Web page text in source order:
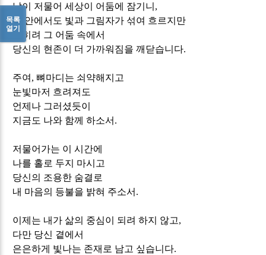
날이 저물어 세상이 어둠에 잠기니 ,
내 안에서도 빛과 그림자가 섞여 흐르지만
오히려 그 어둠 속에서
당신의 현존이 더 가까워짐을 깨닫습니다.
주여 , 뼈마디는 쇠약해지고
눈빛마저 흐려져도
언제나 그러셨듯이
지금도 나와 함께 하소서 .
저물어가는 이 시간에
나를 홀로 두지 마시고
당신의 조용한 숨결로
내 마음의 등불을 밝혀 주소서 .
이제는 내가 삶의 중심이 되려 하지 않고,
다만 당신 곁에서
은은하게 빛나는 존재로 남고 싶습니다.
목록
열기